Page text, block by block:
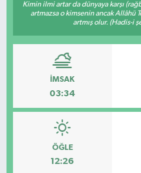
Kimin ilmi artar da dünyaya karşı
artmazsa o kimsenin ancak Allâhü
artmış olur. (Hadis-i
İMSAK
03:34
ÖĞLE
12:26
Ekonomi
Genel
Gündem
Haberde İnsan
Kültür Sanat
Magazin